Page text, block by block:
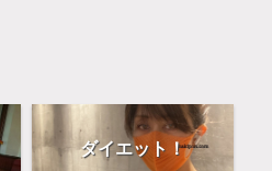
ダイエット！